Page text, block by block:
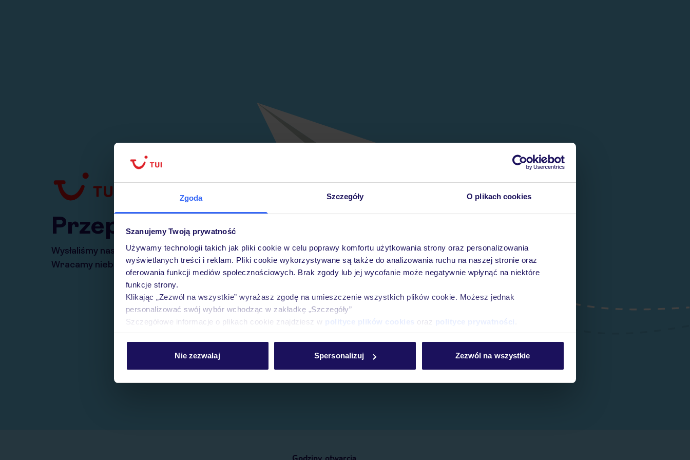
Zgoda Szczegóły O plikach cookies
Szanujemy Twoją prywatność
Używamy technologii takich jak pliki cookie w celu poprawy komfortu użytkowania strony oraz personalizowania
wyświetlanych treści i reklam. Pliki cookie wykorzystywane są także do analizowania ruchu na naszej stronie oraz
oferowania funkcji mediów społecznościowych. Brak zgody lub jej wycofanie może negatywnie wpłynąć na niektóre
funkcje strony.
Klikając „Zezwól na wszystkie” wyrażasz zgodę na umieszczenie wszystkich plików cookie. Możesz jednak
personalizować swój wybór wchodząc w zakładkę „Szczegóły”
Szczegółowe informacje o plikach cookie znajdziesz w polityce plików cookies oraz polityce prywatności
Nie zezwalaj Spersonalizuj Zezwól na wszystkie
Przepraszamy
Wysłaliśmy nasz serwis na krótkie wakacje.
Wracamy niebawem!
Godziny otwarcia